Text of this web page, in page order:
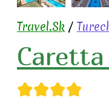
Travel.Sk /
★★★★